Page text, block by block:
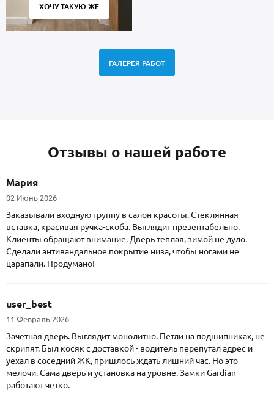
ХОЧУ ТАКУЮ ЖЕ
ГАЛЕРЕЯ РАБОТ
Отзывы о нашей работе
Мария
02 Июнь 2026
Заказывали входную группу в салон красоты. Стеклянная
вставка, красивая ручка-скоба. Выглядит презентабельно.
Клиенты обращают внимание. Дверь теплая, зимой не дуло.
Сделали антивандальное покрытие низа, чтобы ногами не
царапали. Продумано!
user_best
11 Февраль 2026
Зачетная дверь. Выглядит монолитно. Петли на подшипниках, не
скрипят. Был косяк с доставкой - водитель перепутал адрес и
уехал в соседний ЖК, пришлось ждать лишний час. Но это
мелочи. Сама дверь и установка на уровне. Замки Gardian
работают четко.